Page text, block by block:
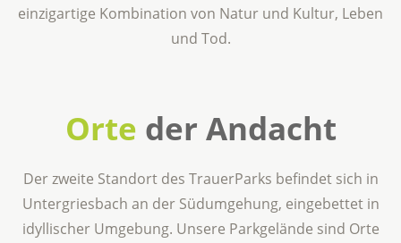
einzigartige Kombination von Natur und Kultur, Leben
und Tod.
Orte der Andacht
Der zweite Standort des TrauerParks befindet sich in
Untergriesbach an der Südumgehung, eingebettet in
idyllischer Umgebung. Unsere Parkgelände sind Orte